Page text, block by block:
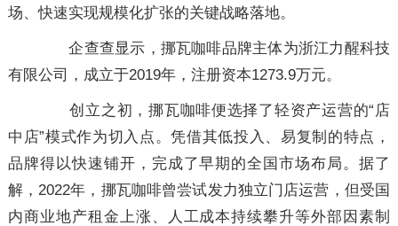
场、快速实现规模化扩张的关键战略落地。
企查查显示，挪瓦咖啡品牌主体为浙江力醒科技
有限公司，成立于2019年，注册资本1273.9万元。
创立之初，挪瓦咖啡便选择了轻资产运营的“店
中店”模式作为切入点。凭借其低投入、易复制的特点，
品牌得以快速铺开，完成了早期的全国市场布局。据了
解，2022年，挪瓦咖啡曾尝试发力独立门店运营，但受国
内商业地产租金上涨、人工成本持续攀升等外部因素制